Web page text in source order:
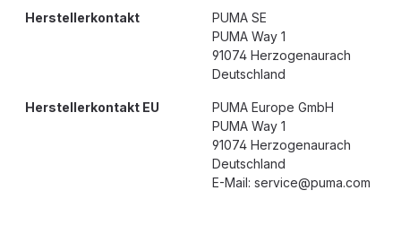
Herstellerkontakt
PUMA SE
PUMA Way 1
91074 Herzogenaurach
Deutschland
Herstellerkontakt EU
PUMA Europe GmbH
PUMA Way 1
91074 Herzogenaurach
Deutschland
E-Mail: service@puma.com